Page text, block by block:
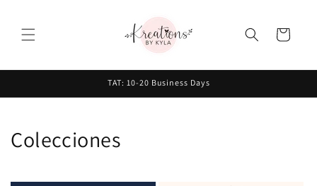
al contenido
Carrito
TAT: 10-20 Business Days
Colecciones